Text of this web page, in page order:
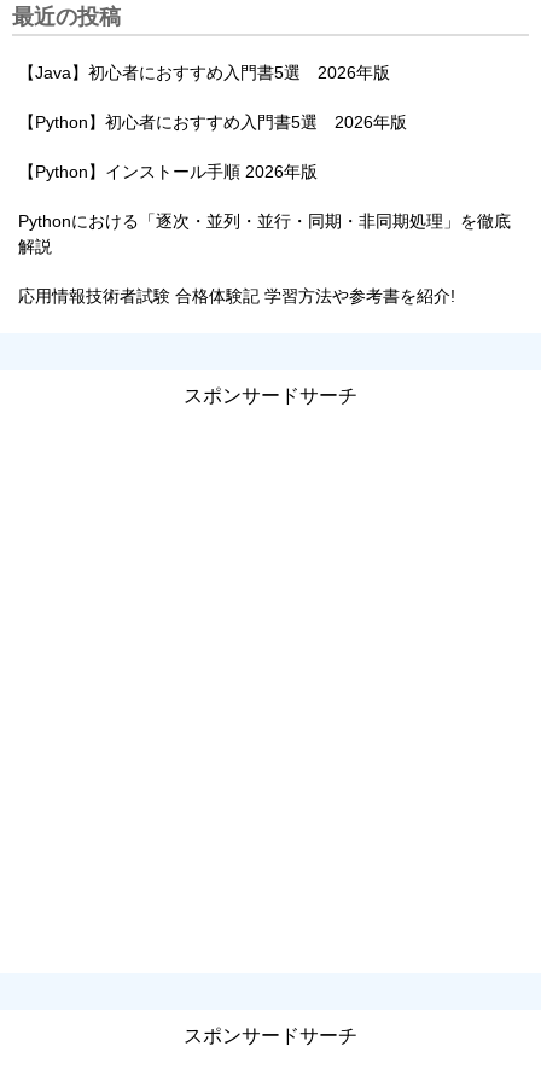
最近の投稿
【Java】初心者におすすめ入門書5選 2026年版
【Python】初心者におすすめ入門書5選 2026年版
【Python】インストール手順 2026年版
Pythonにおける「逐次・並列・並行・同期・非同期処理」を徹底
解説
応用情報技術者試験 合格体験記 学習方法や参考書を紹介!
スポンサードサーチ
スポンサードサーチ